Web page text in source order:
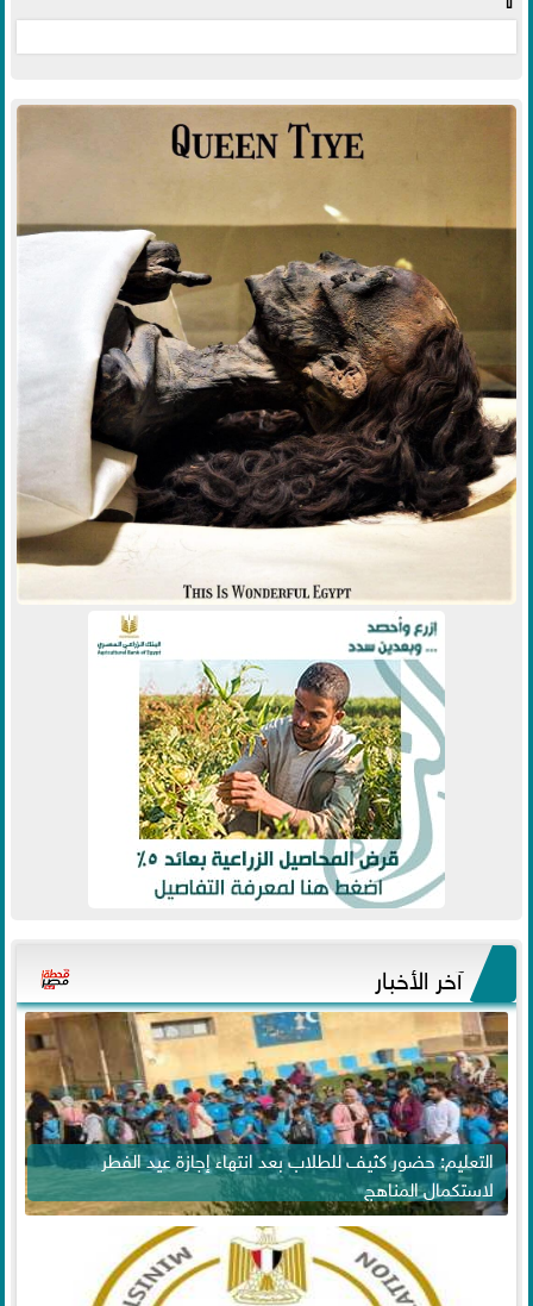
آخر الأخبار
التعليم: حضور كثيف للطلاب بعد انتهاء إجازة عيد الفطر
لاستكمال المناهج